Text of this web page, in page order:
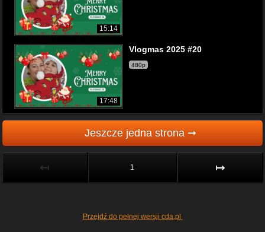
15:14
17:48
Vlogmas 2025 #20
480p
Jeszcze jedna strona ➞
↤ 1 ↦
Przejdź do pełnej wersji cda.pl